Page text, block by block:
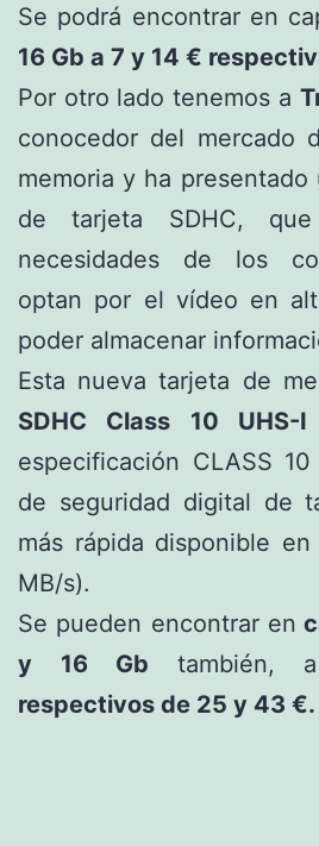
Se podrá encontrar en
16 Gb a 7 y 14 €
Por otro lado tenemos a
conocedor del mercado
memoria y ha
de tarjeta SDHC,
necesidades de los
optan por el vídeo en
poder almacenar
Esta nueva tarjeta de
SDHC Class 10 UHS-I
especificación CLASS
de seguridad digital de
más rápida disponible
MB/s).
Se pueden encontrar en
y 16 Gb también,
respectivos de 25 y 43 €.